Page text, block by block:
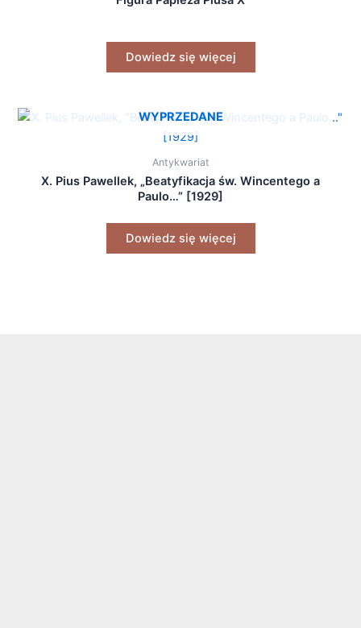
Dowiedz się więcej
WYPRZEDANE
Antykwariat
X. Pius Pawellek, „Beatyfikacja św. Wincentego a
Paulo…” [1929]
Dowiedz się więcej